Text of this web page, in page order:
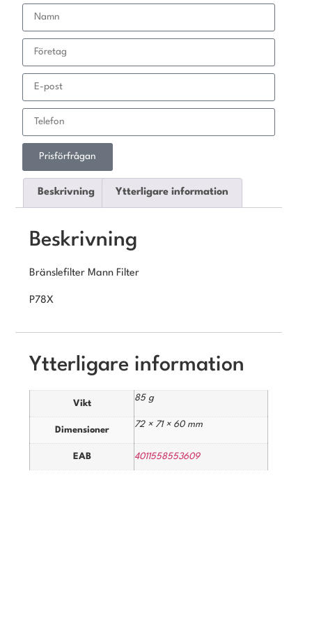
Prisförfrågan
Beskrivning Ytterligare information
Beskrivning
Bränslefilter Mann Filter
P78X
Ytterligare information
Vikt
85 g
Dimensioner
72 × 71 × 60 mm
EAB 4011558553609